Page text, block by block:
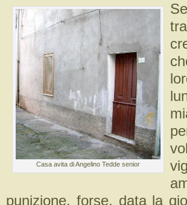
Casa avita di Angelino Tedde senior
punizione, forse, data la